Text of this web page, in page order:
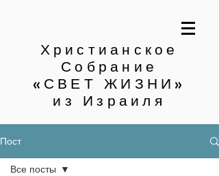
Христианское
Собрание
«СВЕТ ЖИЗНИ»
из Израиля
Пост
Все посты